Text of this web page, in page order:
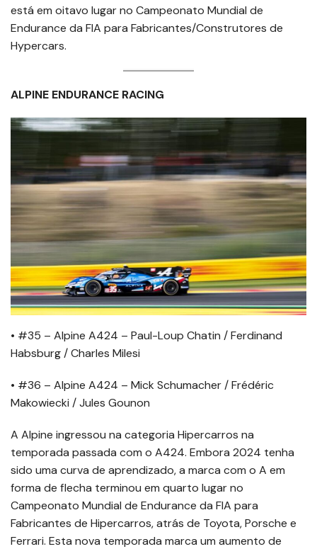
está em oitavo lugar no Campeonato Mundial de
Endurance da FIA para Fabricantes/Construtores de
Hypercars.
ALPINE ENDURANCE RACING
• #35 – Alpine A424 – Paul-Loup Chatin / Ferdinand
Habsburg / Charles Milesi
• #36 – Alpine A424 – Mick Schumacher / Frédéric
Makowiecki / Jules Gounon
A Alpine ingressou na categoria Hipercarros na
temporada passada com o A424. Embora 2024 tenha
sido uma curva de aprendizado, a marca com o A em
forma de flecha terminou em quarto lugar no
Campeonato Mundial de Endurance da FIA para
Fabricantes de Hipercarros, atrás de Toyota, Porsche e
Ferrari. Esta nova temporada marca um aumento de